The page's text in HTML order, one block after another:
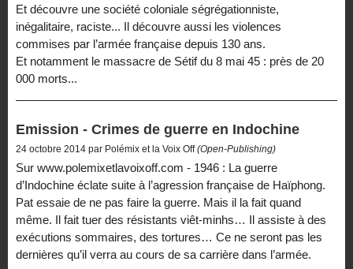
Et découvre une société coloniale ségrégationniste,
inégalitaire, raciste... Il découvre aussi les violences
commises par l’armée française depuis 130 ans.
Et notamment le massacre de Sétif du 8 mai 45 : près de 20
000 morts...
Emission - Crimes de guerre en Indochine
24 octobre 2014 par Polémix et la Voix Off(Open-Publishing)
Sur www.polemixetlavoixoff.com - 1946 : La guerre
d’Indochine éclate suite à l’agression française de Haïphong.
Pat essaie de ne pas faire la guerre. Mais il la fait quand
même. Il fait tuer des résistants viêt-minhs… Il assiste à des
exécutions sommaires, des tortures… Ce ne seront pas les
dernières qu’il verra au cours de sa carrière dans l’armée.